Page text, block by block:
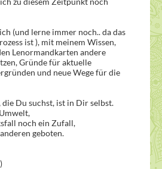
(und lerne immer noch.. da das
ist ), mit meinem Wissen,
Lenormandkarten andere
Gründe für aktuelle
und neue Wege für die
die Du suchst, ist in Dir selbst.
noch ein Zufall,
geboten.